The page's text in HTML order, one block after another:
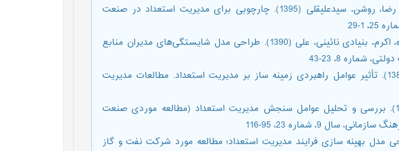
پریش، رقیه، سالارزهی، حبیب اله، موغلی، علی رضا، روشن، سیدعلیقلی (1395). چارچوبی برای مدیریت استعداد در صنعت
29
حاج کریمی، عباسعلی، رضائیان، علی، هادی زاده، اکرم، بنیادی نائینی، علی (1390). طراحی مدل شایستگی‌های مدیران منابع
شماره 8، 23-43
حاجی کریمی، عباسعلی، حسینی، ابوالحسن (1389). تأثیر عوامل راهبردی زمینه ساز بر مدیریت استعداد. مطالعات مدیریت
حاجی کریمی، عباسعلی، سلطانی، مرتضی (1390). بررسی و تحلیل عوامل سنجش مدیریت استعداد (مطالعه موردی صنعت
9، شماره 23، 95-116
عباس پور، عباس (1392). طراحی مدل بهینه سازی فرایند مدیریت استعداد؛ مطالعه مورد شرکت نفت و گاز